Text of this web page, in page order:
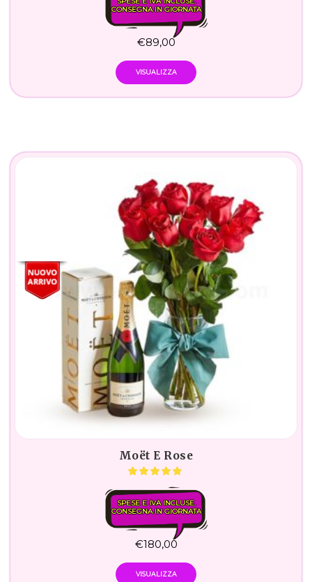
CONSEGNA IN GIORNATA
€89,00
VISUALIZZA
Moët E Rose
SPESE E IVA INCLUSE.
CONSEGNA IN GIORNATA
€180,00
VISUALIZZA